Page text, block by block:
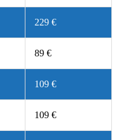
229 €
89 €
109 €
109 €